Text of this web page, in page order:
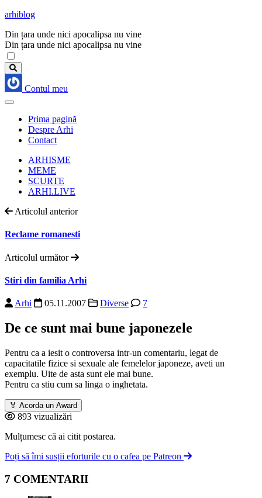
arhiblog
Din țara unde nici apocalipsa nu vine
Din țara unde nici apocalipsa nu vine
Contul meu
Prima pagină
Despre Arhi
Contact
ARHISME
MEME
SCURTE
ARHI.LIVE
Articolul anterior
Reclame romanesti
Articolul următor
Stiri din familia Arhi
Arhi 05.11.2007 Diverse 7
De ce sunt mai bune japonezele
Pentru ca a iesit o controversa intr-un comentariu, legat de
capacitatile fizice si sexuale ale femelelor japoneze, aveti un
exemplu. Uite de asta sunt ele mai bune.
Pentru ca stiu cum sa linga o inghetata.
🏅 Acorda un Award
893 vizualizări
Mulțumesc că ai citit postarea.
Poți să îmi susții eforturile cu o cafea pe Patreon
7 COMENTARII